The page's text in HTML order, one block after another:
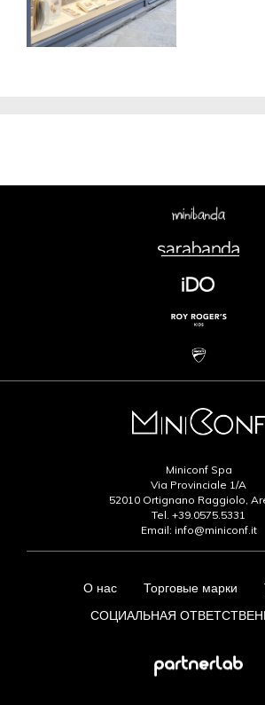
Miniconf Spa
Via Provinciale 1/A
52010 Ortignano Raggiolo,
Tel. +39.0575.5331
Email: info@miniconf.it
О нас Торговые марки
СОЦИАЛЬНАЯ